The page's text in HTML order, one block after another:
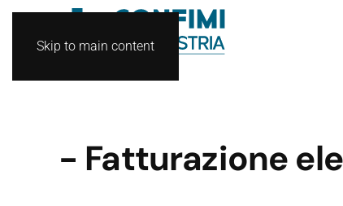
Skip to main content
- Fatturazione